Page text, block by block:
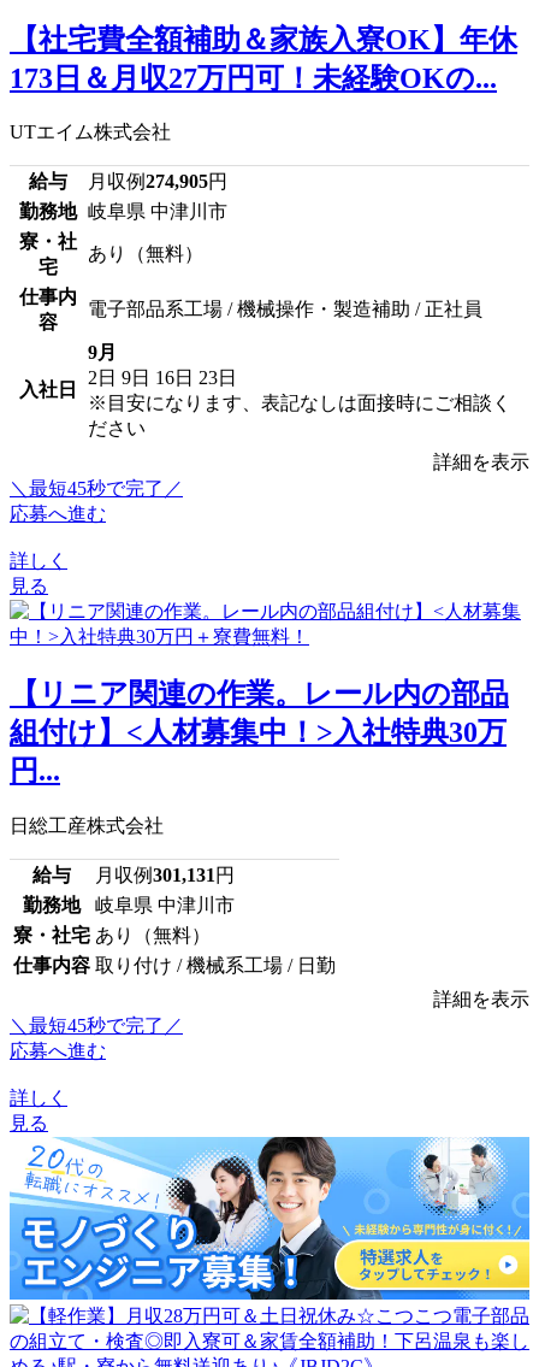
【社宅費全額補助＆家族入寮OK】年休
173日＆月収27万円可！未経験OKの...
UTエイム株式会社
給与 月収例274,905円
勤務地 岐阜県 中津川市
寮・社
宅
あり（無料）
仕事内
容
電子部品系工場 / 機械操作・製造補助 / 正社員
入社日
9月
2日 9日 16日 23日
※目安になります、表記なしは面接時にご相談く
ださい
詳細を表示
＼最短45秒で完了／
応募へ進む
詳しく
見る
【リニア関連の作業。レール内の部品
組付け】<人材募集中！>入社特典30万
円...
日総工産株式会社
給与 月収例301,131 円
勤務地
岐阜県 中津川市
寮・社宅 あり（無料）
仕事内容 取り付け / 機械系工場 / 日勤
詳細を表示
＼最短45秒で完了／
応募へ進む
詳しく
見る